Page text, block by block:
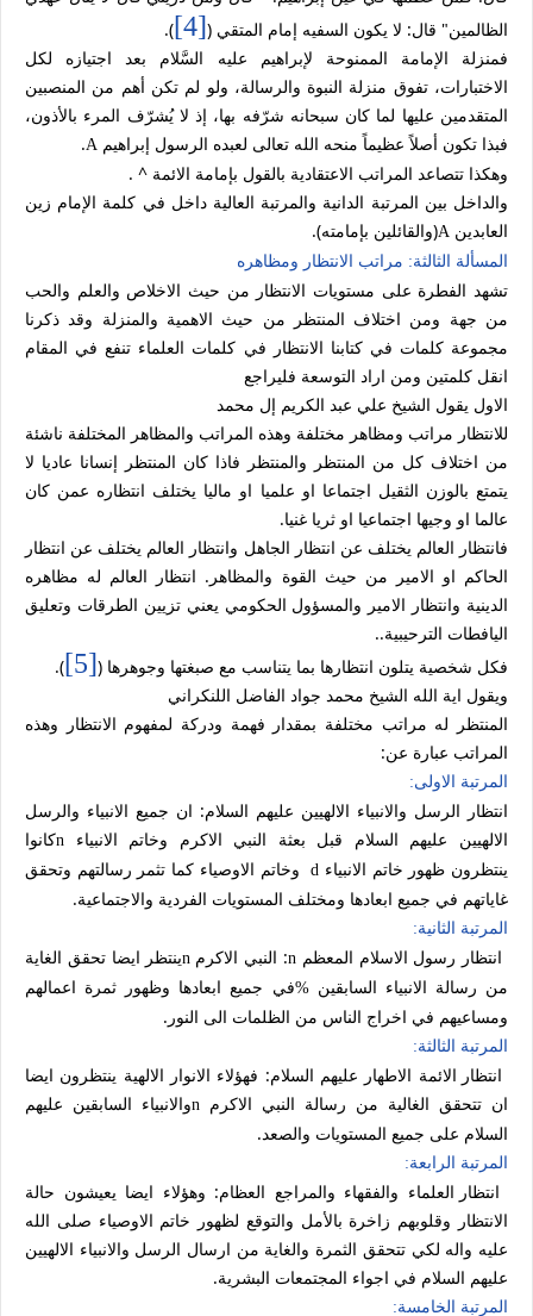
الظالمين" قال: لا يكون السفيه إمام المتقي ([4]
).
فمنزلة الإمامة الممنوحة لإبراهيم عليه السَّلام بعد اجتيازه لكل
الاختبارات، تفوق منزلة النبوة والرسالة، ولو لم تكن أهم من المنصبين
المتقدمين عليها لما كان سبحانه شرّفه بها، إذ لا يُشرّف المرء بالأذون،
فبذا تكون أصلاً عظيماً منحه الله تعالى لعبده الرسول إبراهيم A
.
وهكذا تتصاعد المراتب الاعتقادية بالقول بإمامة الائمة ^ .
والداخل بين المرتبة الدانية والمرتبة العالية داخل في كلمة الإمام زين
العابدين A
(والقائلين بإمامته).
المسألة الثالثة: مراتب الانتظار ومظاهره
تشهد الفطرة على مستويات الانتظار من حيث الاخلاص والعلم والحب
من جهة ومن اختلاف المنتظر من حيث الاهمية والمنزلة وقد ذكرنا
مجموعة كلمات في كتابنا الانتظار في كلمات العلماء تنفع في المقام
انقل كلمتين ومن اراد التوسعة فليراجع
الاول يقول الشيخ علي عبد الكريم إل محمد
للانتظار مراتب ومظاهر مختلفة وهذه المراتب والمظاهر المختلفة ناشئة
من اختلاف كل من المنتظر والمنتظر فاذا كان المنتظر إنسانا عاديا لا
يتمتع بالوزن الثقيل اجتماعا او علميا او ماليا يختلف انتظاره عمن كان
عالما او وجيها اجتماعيا او ثريا غنيا.
فانتظار العالم يختلف عن انتظار الجاهل وانتظار العالم يختلف عن انتظار
الحاكم او الامير من حيث القوة والمظاهر. انتظار العالم له مظاهره
الدينية وانتظار الامير والمسؤول الحكومي يعني تزيين الطرقات وتعليق
اليافطات الترحيبية..
فكل شخصية يتلون انتظارها بما يتناسب مع صبغتها وجوهرها ([5]
).
ويقول اية الله الشيخ محمد جواد الفاضل اللنكراني
المنتظر له مراتب مختلفة بمقدار فهمة ودركة لمفهوم الانتظار وهذه
المراتب عبارة عن:
المرتبة الاولى:
انتظار الرسل والانبياء الالهيين عليهم السلام: ان جميع الانبياء والرسل
الالهيين عليهم السلام قبل بعثة النبي الاكرم وخاتم الانبياء
nكانوا
ينتظرون ظهور خاتم الانبياء d
وخاتم الاوصياء كما تثمر رسالتهم وتحقق
غاياتهم في جميع ابعادها ومختلف المستويات الفردية والاجتماعية.
المرتبة الثانية:
انتظار رسول الاسلام المعظم n: النبي الاكرمnينتظر ايضا تحقق الغاية
من رسالة الانبياء السابقين%في جميع ابعادها وظهور ثمرة اعمالهم
ومساعيهم في اخراج الناس من الظلمات الى النور.
المرتبة الثالثة:
انتظار الائمة الاطهار عليهم السلام: فهؤلاء الانوار الالهية ينتظرون ايضا
ان تتحقق الغالية من رسالة النبي الاكرم nوالانبياء السابقين عليهم
السلام على جميع المستويات والصعد.
المرتبة الرابعة:
انتظار العلماء والفقهاء والمراجع العظام: وهؤلاء ايضا يعيشون حالة
الانتظار وقلوبهم زاخرة بالأمل والتوقع لظهور خاتم الاوصياء صلى الله
عليه واله لكي تتحقق الثمرة والغاية من ارسال الرسل والانبياء الالهيين
عليهم السلام في اجواء المجتمعات البشرية.
المرتبة الخامسة: